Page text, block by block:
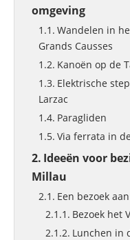
omgeving
Wandelen in
Grands Causses
Kanoën op de
Elektrische
Larzac
Paragliden
Via ferrata in
Ideeën voor
Millau
Een bezoek
Bezoek het
Lunchen in